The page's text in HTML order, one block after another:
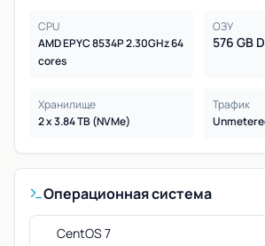
CPU
AMD EPYC 8534P 2.30GHz 64
cores
ОЗУ
576 GB
Хранилище
2 x 3.84 TB (NVMe)
Трафик
Операционная система
CentOS 7